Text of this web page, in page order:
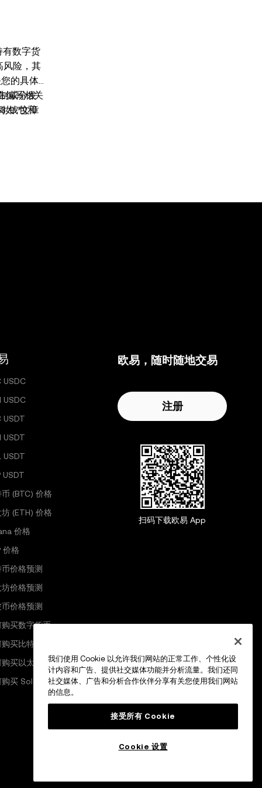
有数字货
风险，其
的具体
编写相关
钱包和
或分发
如 "文章
USDC
USDC
USDT
USDT
USDT
USDT
(BTC) 价格
(ETH) 价格
价格
价格
价格预测
价格预测
价格预测
买数字货币
买比特币
买以太坊
买 Solana
欧易，随时随地交易
注册
扫码下载欧易 App
我们使用 Cookie 以允许我们网站的正常工作、个性化设
计内容和广告、提供社交媒体功能并分析流量。我们还同
社交媒体、广告和分析合作伙伴分享有关您使用我们网站
的信息。
接受所有 Cookie
Cookie 设置